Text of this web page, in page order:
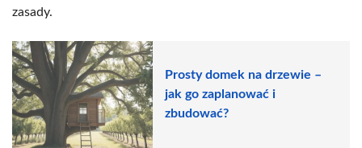
zasady.
Prosty domek na drzewie –
jak go zaplanować i
zbudować?